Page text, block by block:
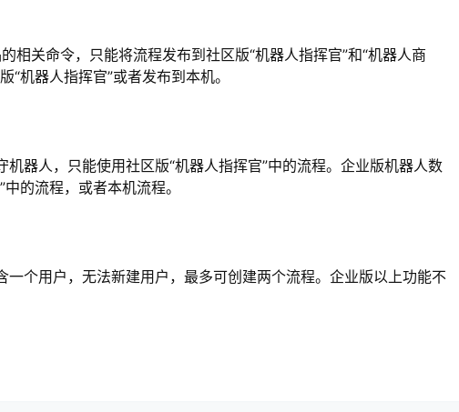
相关命令，只能将流程发布到社区版“机器人指挥官”和“机器人商
机器人指挥官”或者发布到本机。
器人，只能使用社区版“机器人指挥官”中的流程。企业版机器人数
的流程，或者本机流程。
个用户，无法新建用户，最多可创建两个流程。企业版以上功能不